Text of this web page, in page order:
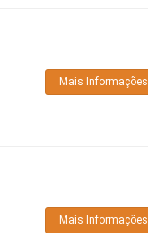
Mais Informações
Mais Informações